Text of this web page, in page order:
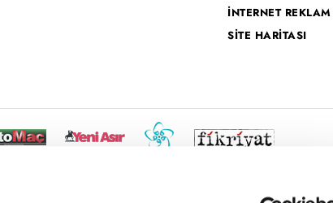
İNTERNET REKLAM
SİTE HARİTASI